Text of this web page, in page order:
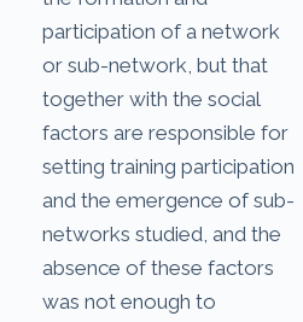
participation of a network
or sub-network, but that
together with the social
factors are responsible for
setting training participation
and the emergence of sub-
networks studied, and the
absence of these factors
was not enough to